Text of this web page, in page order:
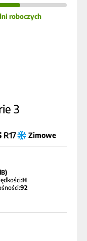
roboczych
3
R17 Zimowe
H
92